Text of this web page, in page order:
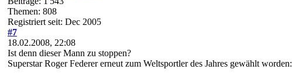
Themen: 808
Registriert seit: Dec 2005
#7
18.02.2008, 22:08
Ist denn dieser Mann zu stoppen?
Superstar Roger Federer erneut zum Weltsportler des Jahres gewählt worden: